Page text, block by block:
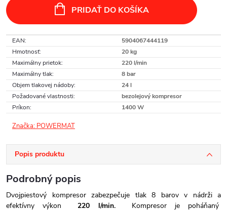
cena:
PRIDAŤ DO KOŠÍKA
EAN:
5904067444119
Hmotnosť:
20 kg
Maximálny prietok:
220 l/min
Maximálny tlak:
8 bar
Objem tlakovej nádoby:
24 l
Požadované vlastnosti:
bezolejový kompresor
Príkon: 1400 W
Značka: POWERMAT
Popis produktu
Podrobný popis
Dvojpiestový kompresor zabezpečuje tlak 8 barov v nádrži a
efektívny výkon 220 l/min.Kompresor je poháňaný